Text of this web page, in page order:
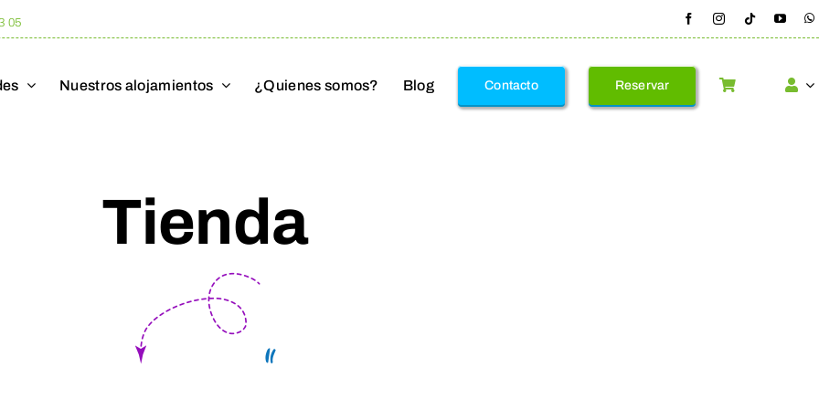
05
Nuestros alojamientos ¿Quienes somos? Blog Contacto Reservar
Tienda